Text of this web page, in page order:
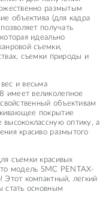
размытым
объектива (для кадра
получать
идеально
съемки,
съемки природы и
и весьма
имеет великолепное
объективам
покрытие
высококлассную оптику, а
красиво размытого
съемки красивых
модель SMC PENTAX-
компактный, легкий
стать основным